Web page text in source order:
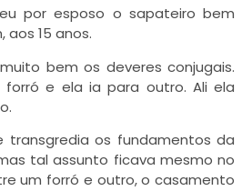
por esposo o sapateiro bem
15 anos.
bem os deveres conjugais.
e ela ia para outro. Ali ela
transgredia os fundamentos da
tal assunto ficava mesmo no
um forró e outro, o casamento